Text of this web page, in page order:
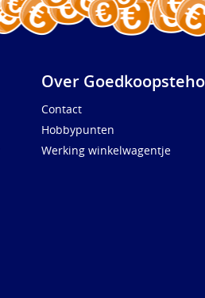
Over
Contact
Hobbypunten
Werking winkelwagentje